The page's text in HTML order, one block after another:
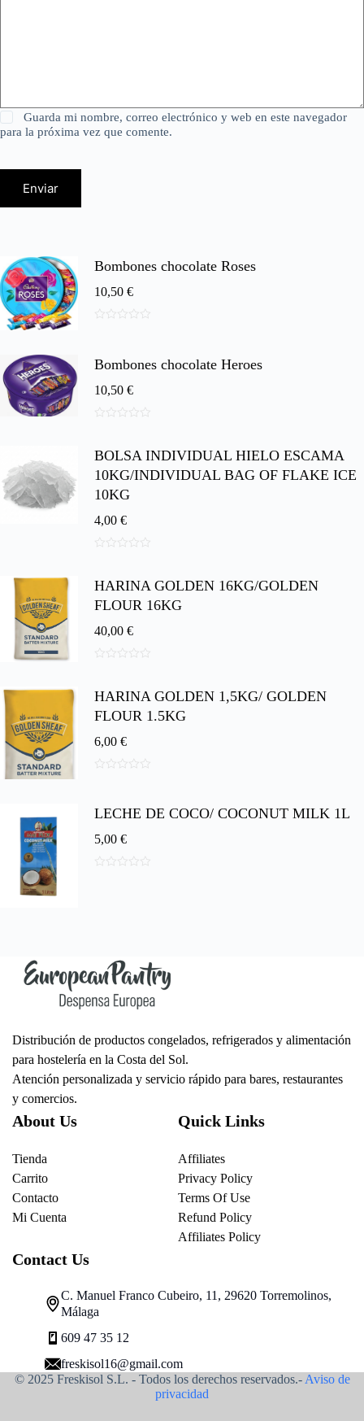
Guarda mi nombre, correo electrónico y web en este navegador
para la próxima vez que comente.
Enviar
Bombones chocolate Roses
10,50 €
5
Bombones chocolate Heroes
10,50 €
e
BOLSA INDIVIDUAL HIELO ESCAMA
10KG/INDIVIDUAL BAG OF FLAKE ICE
10KG
4,00 €
e
HARINA GOLDEN 16KG/GOLDEN
FLOUR 16KG
40,00 €
e
HARINA GOLDEN 1,5KG/ GOLDEN
FLOUR 1.5KG
6,00 €
5
LECHE DE COCO/ COCONUT MILK 1L
5,00 €
Distribución de productos congelados, refrigerados y alimentación
para hostelería en la Costa del Sol.
Atención personalizada y servicio rápido para bares, restaurantes
y comercios.
About Us
Tienda
Carrito
Contacto
Mi Cuenta
Quick Links
Affiliates
Privacy Policy
Terms Of Use
Refund Policy
Affiliates Policy
Contact Us
C. Manuel Franco Cubeiro, 11, 29620 Torremolinos,
Málaga
609 47 35 12
freskisol16@gmail.com
© 2025 Freskisol S.L. - Todos los derechos reservados.-Aviso de
privacidad